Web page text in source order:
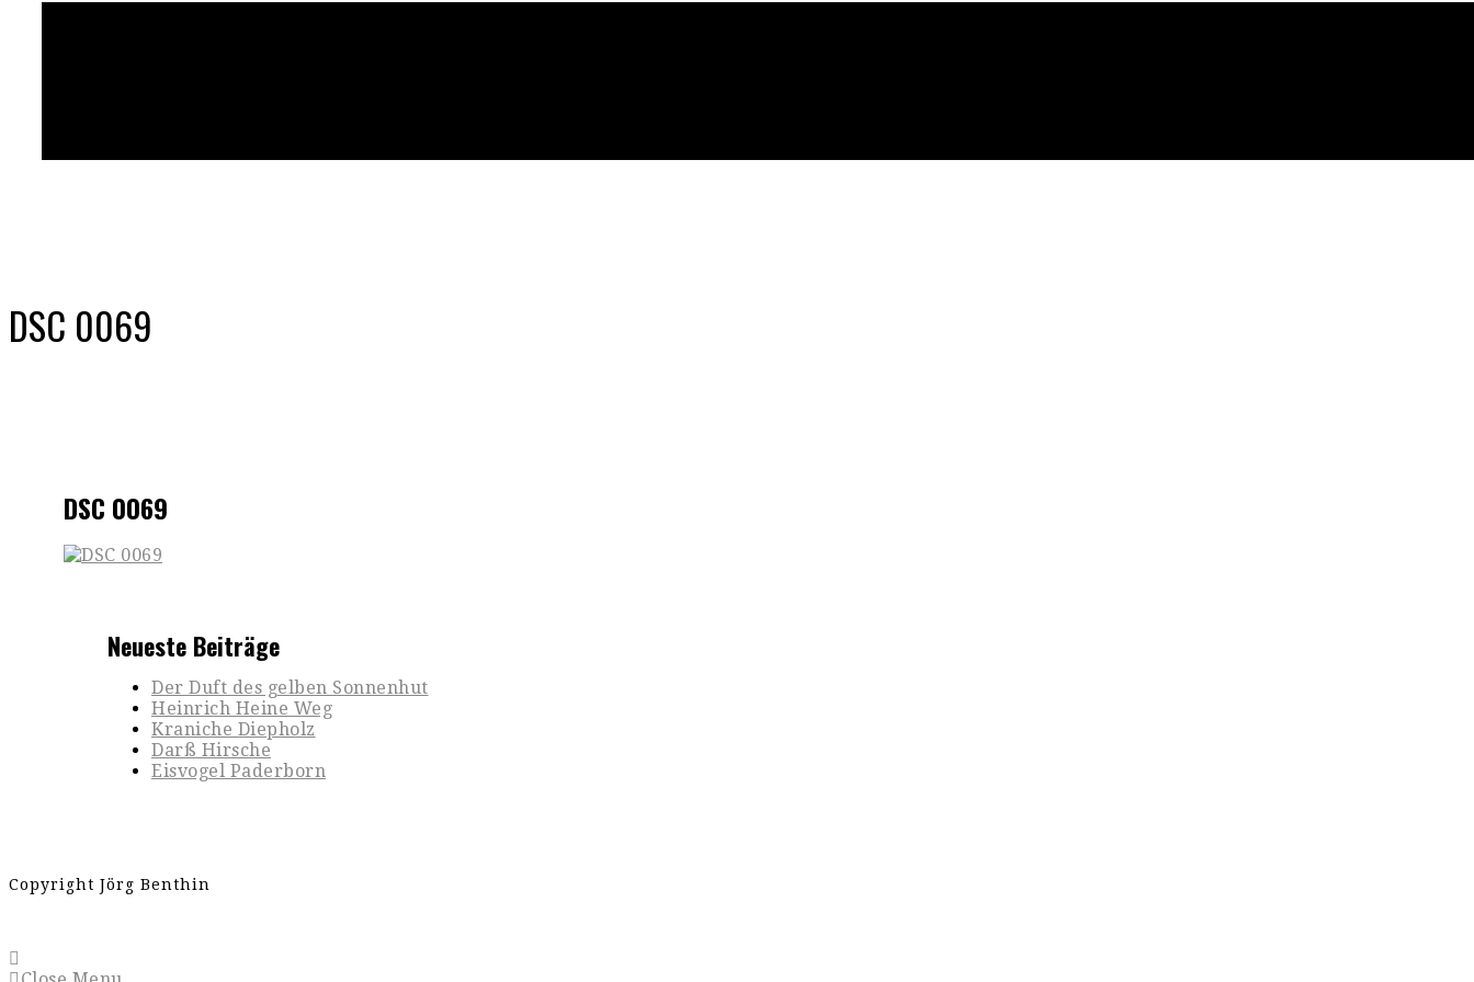
DSC 0069
DSC 0069
Neueste Beiträge
Der Duft des gelben Sonnenhut
Heinrich Heine Weg
Kraniche Diepholz
Darß Hirsche
Eisvogel Paderborn
Copyright Jörg Benthin